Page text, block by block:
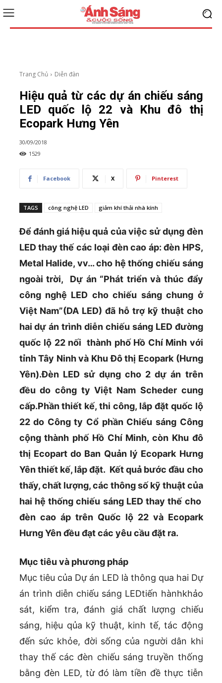
Trang Chủ Diễn đàn
Hiệu quả từ các dự án chiếu sáng
LED quốc lộ 22 và Khu đô thị
Ecopark Hưng Yên
30/09/2018
1529
Facebook X Pinterest
TAGS công nghệ LED giảm khí thải nhà kính
Để đánh giá hiệu quả của việc sử dụng đèn
LED thay thế các loại đèn cao áp: đèn HPS,
Metal Halide, vv… cho hệ thống chiếu sáng
ngoài trời, Dự án “Phát triển và thúc đẩy
công nghệ LED cho chiếu sáng chung ở
Việt Nam”(DA LED) đã hỗ trợ kỹ thuật cho
hai dự án trình diễn chiếu sáng LED đường
quốc lộ 22 nối thành phố Hồ Chí Minh với
tỉnh Tây Ninh và Khu Đô thị Ecopark (Hưng
Yên).Đèn LED sử dụng cho 2 dự án trên
đều do công ty Việt Nam Scheder cung
cấp.Phần thiết kế, thi công, lắp đặt quốc lộ
22 do Công ty Cổ phần Chiếu sáng Công
cộng thành phố Hồ Chí Minh, còn Khu đô
thị Ecopart do Ban Quản lý Ecopark Hưng
Yên thiết kế, lắp đặt. Kết quả bước đầu cho
thấy, chất lượng, các thông số kỹ thuật của
hai hệ thống chiếu sáng LED thay thế cho
đèn cao áp trên Quốc lộ 22 và Ecopark
Hưng Yên đều đạt các yêu cầu đặt ra.
Mục tiêu và phương pháp
Mục tiêu của Dự án LED là thông qua hai Dự
án trình diễn chiếu sáng LEDtiến hànhkhảo
sát, kiểm tra, đánh giá chất lượng chiếu
sáng, hiệu qủa kỹ thuật, kinh tế, tác động
đến sức khỏe, đời sống của người dân khi
thay thế các đèn chiếu sáng truyền thống
bằng đèn LED, từ đó làm tiền đề thực tiễn